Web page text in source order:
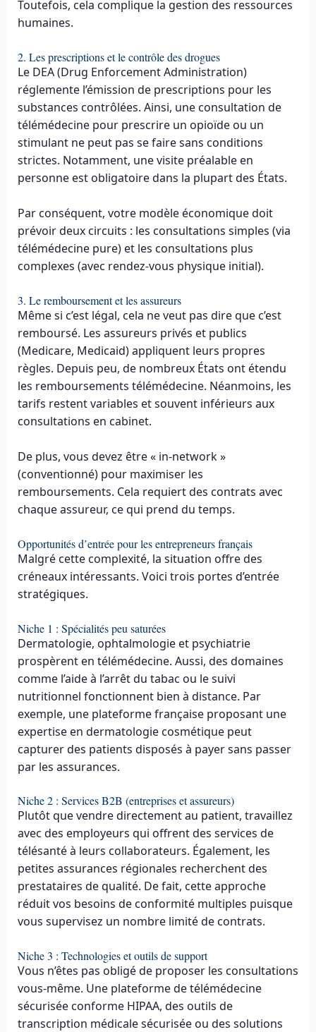
Toutefois, cela complique la gestion des ressources
humaines.
2. Les prescriptions et le contrôle des drogues
Le DEA (Drug Enforcement Administration)
réglemente l’émission de prescriptions pour les
substances contrôlées. Ainsi, une consultation de
télémédecine pour prescrire un opioïde ou un
stimulant ne peut pas se faire sans conditions
strictes. Notamment, une visite préalable en
personne est obligatoire dans la plupart des États.
Par conséquent, votre modèle économique doit
prévoir deux circuits : les consultations simples (via
télémédecine pure) et les consultations plus
complexes (avec rendez-vous physique initial).
3. Le remboursement et les assureurs
Même si c’est légal, cela ne veut pas dire que c’est
remboursé. Les assureurs privés et publics
(Medicare, Medicaid) appliquent leurs propres
règles. Depuis peu, de nombreux États ont étendu
les remboursements télémédecine. Néanmoins, les
tarifs restent variables et souvent inférieurs aux
consultations en cabinet.
De plus, vous devez être « in-network »
(conventionné) pour maximiser les
remboursements. Cela requiert des contrats avec
chaque assureur, ce qui prend du temps.
Opportunités d’entrée pour les entrepreneurs français
Malgré cette complexité, la situation offre des
créneaux intéressants. Voici trois portes d’entrée
stratégiques.
Niche 1 : Spécialités peu saturées
Dermatologie, ophtalmologie et psychiatrie
prospèrent en télémédecine. Aussi, des domaines
comme l’aide à l’arrêt du tabac ou le suivi
nutritionnel fonctionnent bien à distance. Par
exemple, une plateforme française proposant une
expertise en dermatologie cosmétique peut
capturer des patients disposés à payer sans passer
par les assurances.
Niche 2 : Services B2B (entreprises et assureurs)
Plutôt que vendre directement au patient, travaillez
avec des employeurs qui offrent des services de
télésanté à leurs collaborateurs. Également, les
petites assurances régionales recherchent des
prestataires de qualité. De fait, cette approche
réduit vos besoins de conformité multiples puisque
vous supervisez un nombre limité de contrats.
Niche 3 : Technologies et outils de support
Vous n’êtes pas obligé de proposer les consultations
vous-même. Une plateforme de télémédecine
sécurisée conforme HIPAA, des outils de
transcription médicale sécurisée ou des solutions